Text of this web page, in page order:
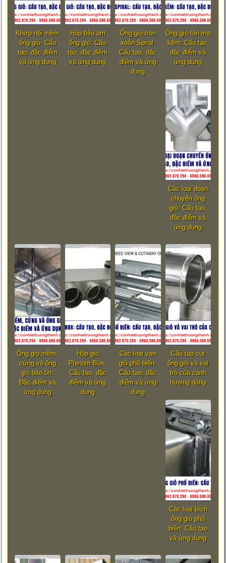
Khớp nối mềm
ống gió: Cấu
tạo, đặc điểm
và ứng dụng
Hộp tiêu âm
ống gió: Cấu
tạo, đặc điểm
và ứng dụng
Ống gió tròn
xoắn Spiral:
Cấu tạo, đặc
điểm và ứng
dụng
Ống gió tôn mạ
kẽm: Cấu tạo,
đặc điểm và
ứng dụng
Các loại đoạn
chuyển ống
gió: Cấu tạo,
đặc điểm và
ứng dụng
Ống gió mềm,
cứng và ống
gió bảo ôn:
Đặc điểm và
ứng dụng
Hộp gió
Plenum Box:
Cấu tạo, đặc
điểm và ứng
dụng
Các loại van
gió phổ biến:
Cấu tạo, đặc
điểm và ứng
dụng
Cấu tạo cút
ống gió và vai
trò của cánh
hướng dòng
Các loại bích
ống gió phổ
biến: Cấu tạo
và ứng dụng